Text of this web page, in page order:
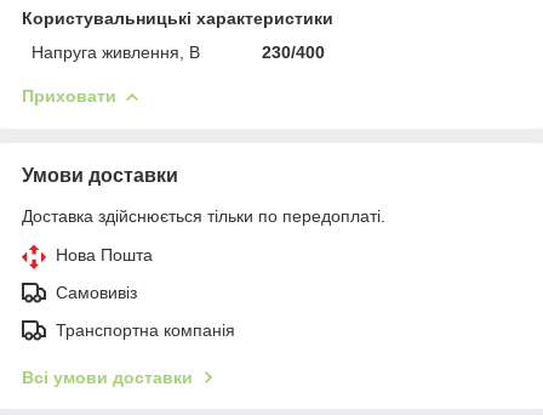
Користувальницькі характеристики
Напруга живлення, В
230/400
Приховати
Умови доставки
Доставка здійснюється тільки по передоплаті.
Нова Пошта
Самовивіз
Транспортна компанія
Всі умови доставки